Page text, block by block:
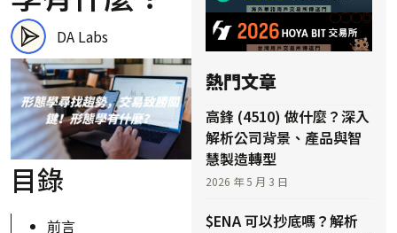
DA Labs
目錄
前言
熱門文章
高鋒 (4510) 做什麼？深入
解析公司背景、產品與智
慧製造轉型
2026 年 5 月 3 日
$ENA 可以抄底嗎？解析